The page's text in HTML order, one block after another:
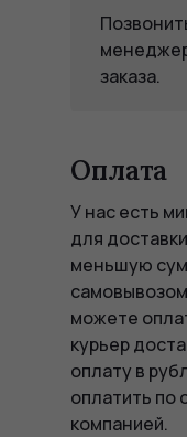
заказа.
У нас есть
для
меньшую
можете
курьер
оплату в
оплатить по
компанией.
Оплата